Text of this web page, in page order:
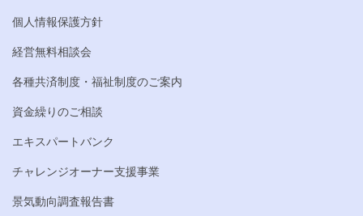
個人情報保護方針
経営無料相談会
各種共済制度・福祉制度のご案内
資金繰りのご相談
エキスパートバンク
チャレンジオーナー支援事業
景気動向調査報告書